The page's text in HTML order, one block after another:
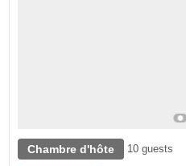
Chambre d'hôte 10 guests